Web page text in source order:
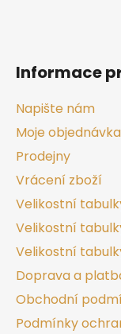
Informace
Napište nám
Moje objednávka
Prodejny
Vrácení zboží
Velikostní
Velikostní
Velikostní
Doprava a
Obchodní
Podmínky